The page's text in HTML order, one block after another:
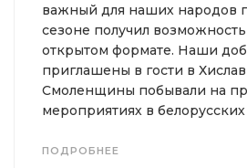
важный для наших народов
сезоне получил возможность
открытом формате. Наши
приглашены в гости в
Смоленщины побывали на
мероприятиях в белорусских
ПОДРОБНЕЕ